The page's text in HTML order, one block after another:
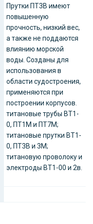
Прутки ПТ3В имеют
повышенную
прочность, низкий вес,
а также не поддаются
влиянию морской
воды. Созданы для
использования в
области судостроения,
применяются при
построении корпусов.
титановые трубы ВТ1-
0, ПТ1М и ПТ7М;
титановые прутки ВТ1-
0, ПТ3В и 3М;
титановую проволоку и
электроды ВТ1-00 и 2в.